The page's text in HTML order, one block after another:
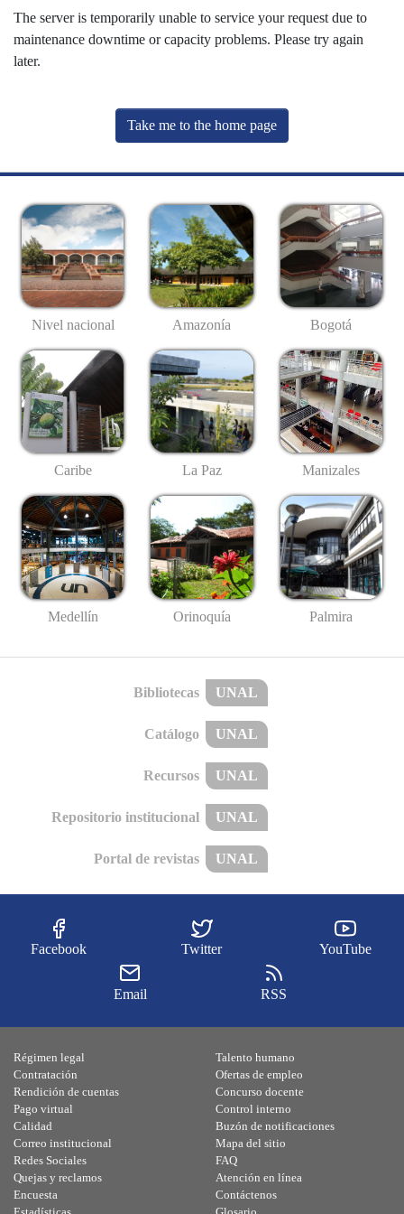
The server is temporarily unable to service your request due to
maintenance downtime or capacity problems. Please try again
later.
Take me to the home page
Nivel nacional Amazonía Bogotá
Caribe La Paz Manizales
Medellín Orinoquía Palmira
Bibliotecas UNAL
Catálogo UNAL
Recursos UNAL
Repositorio institucional UNAL
Portal de revistas UNAL
Facebook Twitter YouTube
Email RSS
Régimen legal
Contratación
Rendición de cuentas
Pago virtual
Calidad
Talento humano
Ofertas de empleo
Concurso docente
Control interno
Buzón de notificaciones
Correo institucional
Redes Sociales
Quejas y reclamos
Encuesta
Mapa del sitio
FAQ
Atención en línea
Contáctenos